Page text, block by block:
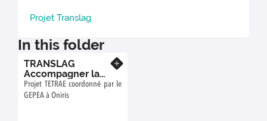
Projet Translag
In this folder
TRANSLAG
Accompagner la
transition
protéique en Pays
Projet TETRAE coordonné par le
GEPEA à Oniris